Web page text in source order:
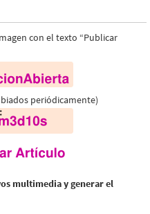
con el texto “Publicar
periódicamente)
multimedia y generar el